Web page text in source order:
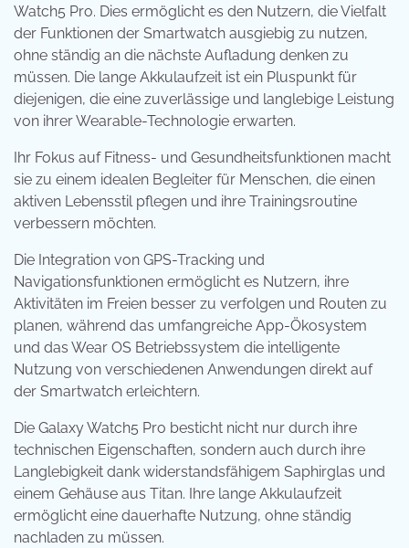
Watch5 Pro. Dies ermöglicht es den Nutzern, die Vielfalt
der Funktionen der Smartwatch ausgiebig zu nutzen,
ohne ständig an die nächste Aufladung denken zu
müssen. Die lange Akkulaufzeit ist ein Pluspunkt für
diejenigen, die eine zuverlässige und langlebige Leistung
von ihrer Wearable-Technologie erwarten.
Ihr Fokus auf Fitness- und Gesundheitsfunktionen macht
sie zu einem idealen Begleiter für Menschen, die einen
aktiven Lebensstil pflegen und ihre Trainingsroutine
verbessern möchten.
Die Integration von GPS-Tracking und
Navigationsfunktionen ermöglicht es Nutzern, ihre
Aktivitäten im Freien besser zu verfolgen und Routen zu
planen, während das umfangreiche App-Ökosystem
und das Wear OS Betriebssystem die intelligente
Nutzung von verschiedenen Anwendungen direkt auf
der Smartwatch erleichtern.
Die Galaxy Watch5 Pro besticht nicht nur durch ihre
technischen Eigenschaften, sondern auch durch ihre
Langlebigkeit dank widerstandsfähigem Saphirglas und
einem Gehäuse aus Titan. Ihre lange Akkulaufzeit
ermöglicht eine dauerhafte Nutzung, ohne ständig
nachladen zu müssen.